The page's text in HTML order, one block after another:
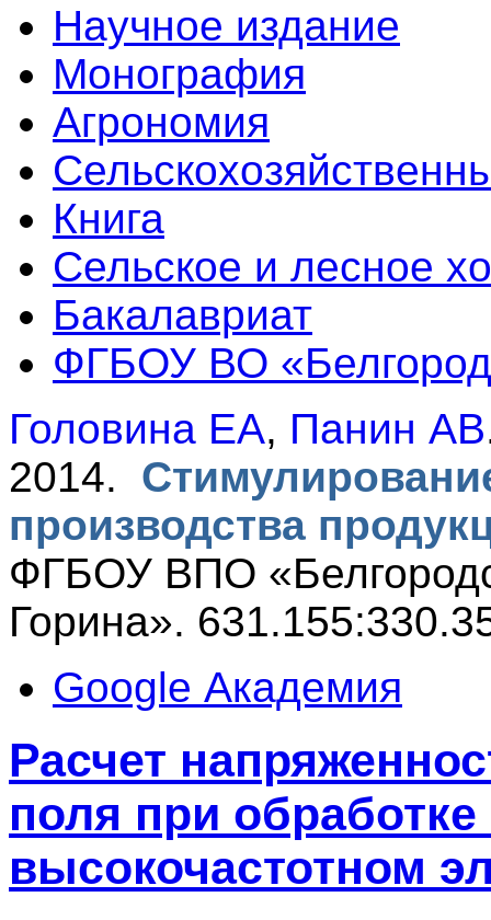
Научное издание
Монография
Агрономия
Книга
Сельское и лесное
Бакалавриат
ФГБОУ ВО
Головина ЕА, Панин АВ
2014.
производства
ФГБОУ ВПО
Горина».
Google Академия
Расчет
поля при
высокочастотном